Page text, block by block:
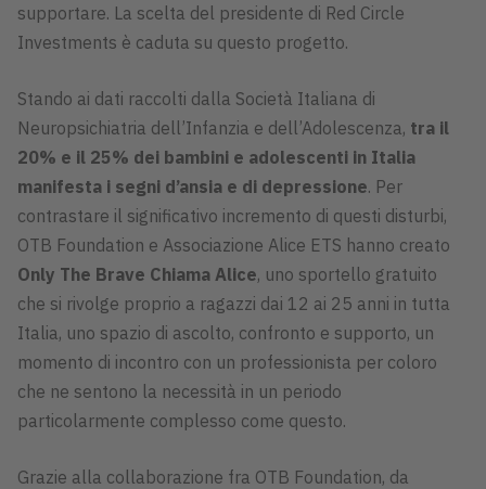
supportare. La scelta del presidente di Red Circle
Investments è caduta su questo progetto.
Stando ai dati raccolti dalla Società Italiana di
Neuropsichiatria dell’Infanzia e dell’Adolescenza, tra il
20% e il 25% dei bambini e adolescenti in Italia
manifesta i segni d’ansia e di depressione. Per
contrastare il significativo incremento di questi disturbi,
OTB Foundation e Associazione Alice ETS hanno creato
Only The Brave Chiama Alice, uno sportello gratuito
che si rivolge proprio a ragazzi dai 12 ai 25 anni in tutta
Italia, uno spazio di ascolto, confronto e supporto, un
momento di incontro con un professionista per coloro
che ne sentono la necessità in un periodo
particolarmente complesso come questo.
Grazie alla collaborazione fra OTB Foundation, da